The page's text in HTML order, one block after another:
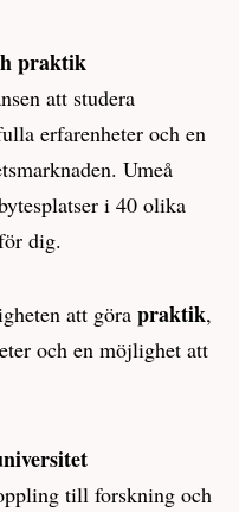
praktik
att studera
erfarenheter och en
Umeå
i 40 olika
dig.
att göra praktik,
och en möjlighet att
till forskning och